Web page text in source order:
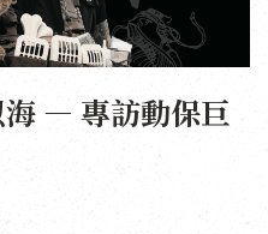
— 專訪動保巨